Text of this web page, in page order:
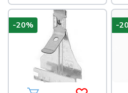
-20% -
MULTISTRATO GAS
PRODOTTI CHIMICI
RACCORDI OTTONE
RACCORDI OTTONE
RACCORDI RAME
RACCORDI ZINCATI
RADIATORI ED ACCESSORI
RISCALDAMENTO ED